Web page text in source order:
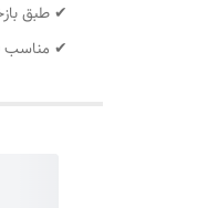
✔ طبق
✔ مناسب